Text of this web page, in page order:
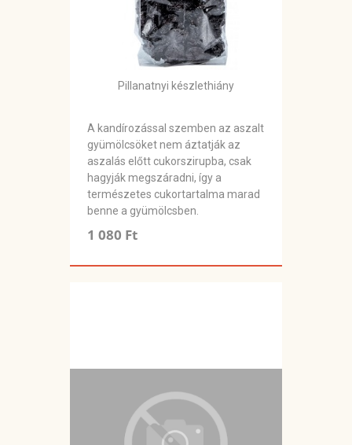
Pillanatnyi készlethiány
A kandírozással szemben az aszalt
gyümölcsöket nem áztatják az
aszalás előtt cukorszirupba, csak
hagyják megszáradni, így a
természetes cukortartalma marad
benne a gyümölcsben.
1 080 Ft